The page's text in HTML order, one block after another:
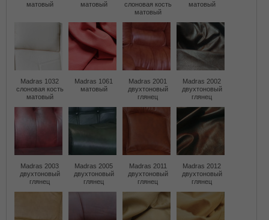
матовый
матовый
слоновая кость
матовый
матовый
Madras 1032
слоновая кость
матовый
Madras 1061
матовый
Madras 2001
двухтоновый
глянец
Madras 2002
двухтоновый
глянец
Madras 2003
двухтоновый
глянец
Madras 2005
двухтоновый
глянец
Madras 2011
двухтоновый
глянец
Madras 2012
двухтоновый
глянец